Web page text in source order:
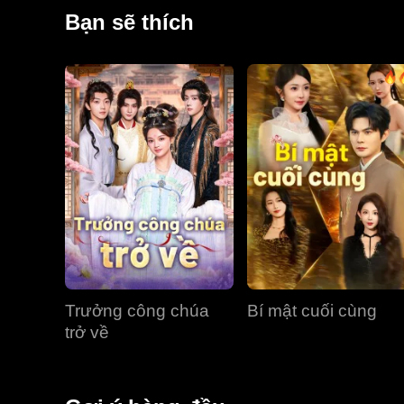
thủ của mình lại chính là người quen cũ, cô em
Bạn sẽ thích
Trưởng công chúa
trở về
Bí mật cuối cùng